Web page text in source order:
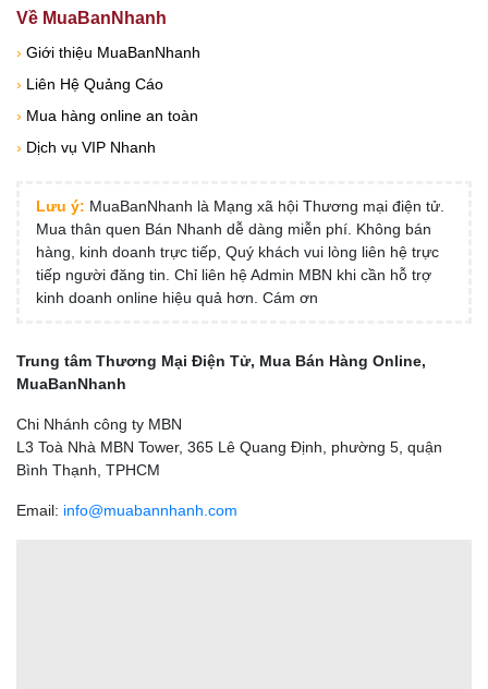
Về MuaBanNhanh
› Giới thiệu MuaBanNhanh
› Liên Hệ Quảng Cáo
› Mua hàng online an toàn
› Dịch vụ VIP Nhanh
Lưu ý: MuaBanNhanh là Mạng xã hội Thương mại điện tử.
Mua thân quen Bán Nhanh dễ dàng miễn phí. Không bán
hàng, kinh doanh trực tiếp, Quý khách vui lòng liên hệ trực
tiếp người đăng tin. Chỉ liên hệ Admin MBN khi cần hỗ trợ
kinh doanh online hiệu quả hơn. Cám ơn
Trung tâm Thương Mại Điện Tử, Mua Bán Hàng Online,
MuaBanNhanh
Chi Nhánh công ty MBN
L3 Toà Nhà MBN Tower, 365 Lê Quang Định, phường 5, quận
Bình Thạnh, TPHCM
Email: info@muabannhanh.com